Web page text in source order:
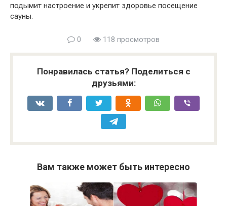
подымит настроение и укрепит здоровье посещение
сауны.
0 118 просмотров
Понравилась статья? Поделиться с
друзьями:
Вам также может быть интересно